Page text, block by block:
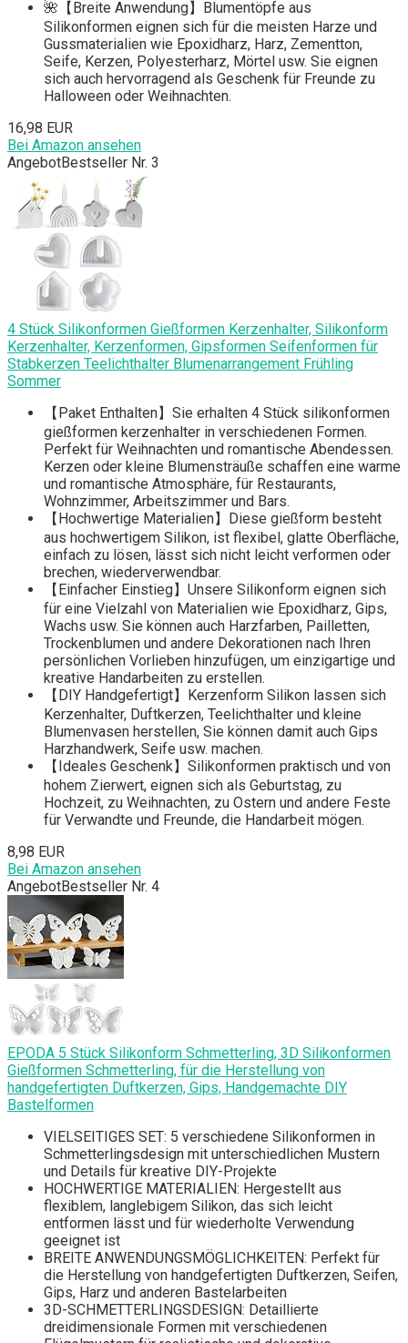
🌺【Breite Anwendung】Blumentöpfe aus
Silikonformen eignen sich für die meisten Harze und
Gussmaterialien wie Epoxidharz, Harz, Zementton,
Seife, Kerzen, Polyesterharz, Mörtel usw. Sie eignen
sich auch hervorragend als Geschenk für Freunde zu
Halloween oder Weihnachten.
16,98 EUR
Bei Amazon ansehen
AngebotBestseller Nr. 3
4 Stück Silikonformen Gießformen Kerzenhalter, Silikonform
Kerzenhalter, Kerzenformen, Gipsformen Seifenformen für
Stabkerzen Teelichthalter Blumenarrangement Frühling
Sommer
【Paket Enthalten】Sie erhalten 4 Stück silikonformen
gießformen kerzenhalter in verschiedenen Formen.
Perfekt für Weihnachten und romantische Abendessen.
Kerzen oder kleine Blumensträuße schaffen eine warme
und romantische Atmosphäre, für Restaurants,
Wohnzimmer, Arbeitszimmer und Bars.
【Hochwertige Materialien】Diese gießform besteht
aus hochwertigem Silikon, ist flexibel, glatte Oberfläche,
einfach zu lösen, lässt sich nicht leicht verformen oder
brechen, wiederverwendbar.
【Einfacher Einstieg】Unsere Silikonform eignen sich
für eine Vielzahl von Materialien wie Epoxidharz, Gips,
Wachs usw. Sie können auch Harzfarben, Pailletten,
Trockenblumen und andere Dekorationen nach Ihren
persönlichen Vorlieben hinzufügen, um einzigartige und
kreative Handarbeiten zu erstellen.
【DIY Handgefertigt】Kerzenform Silikon lassen sich
Kerzenhalter, Duftkerzen, Teelichthalter und kleine
Blumenvasen herstellen, Sie können damit auch Gips
Harzhandwerk, Seife usw. machen.
【Ideales Geschenk】Silikonformen praktisch und von
hohem Zierwert, eignen sich als Geburtstag, zu
Hochzeit, zu Weihnachten, zu Ostern und andere Feste
für Verwandte und Freunde, die Handarbeit mögen.
8,98 EUR
Bei Amazon ansehen
AngebotBestseller Nr. 4
EPODA 5 Stück Silikonform Schmetterling, 3D Silikonformen
Gießformen Schmetterling, für die Herstellung von
handgefertigten Duftkerzen, Gips, Handgemachte DIY
Bastelformen
VIELSEITIGES SET: 5 verschiedene Silikonformen in
Schmetterlingsdesign mit unterschiedlichen Mustern
und Details für kreative DIY-Projekte
HOCHWERTIGE MATERIALIEN: Hergestellt aus
flexiblem, langlebigem Silikon, das sich leicht
entformen lässt und für wiederholte Verwendung
geeignet ist
BREITE ANWENDUNGSMÖGLICHKEITEN: Perfekt für
die Herstellung von handgefertigten Duftkerzen, Seifen,
Gips, Harz und anderen Bastelarbeiten
3D-SCHMETTERLINGSDESIGN: Detaillierte
dreidimensionale Formen mit verschiedenen